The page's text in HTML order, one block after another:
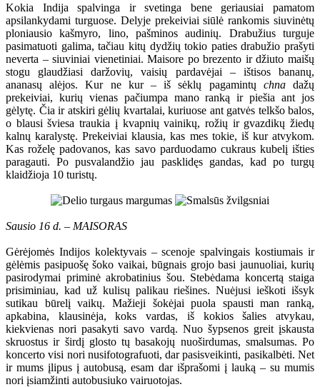
Kokia Indija spalvinga ir svetinga bene geriausiai pamatom
apsilankydami turguose. Delyje prekeiviai siūlė rankomis siuvinėtų
ploniausio kašmyro, lino, pašminos audinių. Drabužius turguje
pasimatuoti galima, tačiau kitų dydžių tokio paties drabužio prašyti
neverta – siuviniai vienetiniai. Maisore po brezento ir džiuto maišų
stogu glaudžiasi daržovių, vaisių pardavėjai – ištisos bananų,
ananasų alėjos. Kur ne kur – iš sėklų pagamintų chnadažų
prekeiviai, kurių vienas pačiumpa mano ranką ir piešia ant jos
gėlytę. Čia ir atskiri gėlių kvartalai, kuriuose ant gatvės telkšo balos,
o blausi šviesa traukia į kvapnių vainikų, rožių ir gvazdikų žiedų
kalnų karalystę. Prekeiviai klausia, kas mes tokie, iš kur atvykom.
Kas roželę padovanos, kas savo parduodamo cukraus kubelį išties
paragauti. Po pusvalandžio jau pasklidęs gandas, kad po turgų
klaidžioja 10 turistų.
Sausio 16 d. – MAISORAS
Gėrėjomės Indijos kolektyvais – scenoje spalvingais kostiumais ir
gėlėmis pasipuošę šoko vaikai, būgnais grojo basi jaunuoliai, kurių
pasirodymai priminė akrobatinius šou. Stebėdama koncertą staiga
prisiminiau, kad už kulisų palikau riešines. Nuėjusi ieškoti išsyk
sutikau būrelį vaikų. Mažieji šokėjai puola spausti man ranką,
apkabina, klausinėja, koks vardas, iš kokios šalies atvykau,
kiekvienas nori pasakyti savo vardą. Nuo šypsenos greit įskausta
skruostus ir širdį glosto tų basakojų nuoširdumas, smalsumas. Po
koncerto visi nori nusifotografuoti, dar pasisveikinti, pasikalbėti. Net
ir mums įlipus į autobusą, esam dar išprašomi į lauką – su mumis
nori įsiamžinti autobusiuko vairuotojas.